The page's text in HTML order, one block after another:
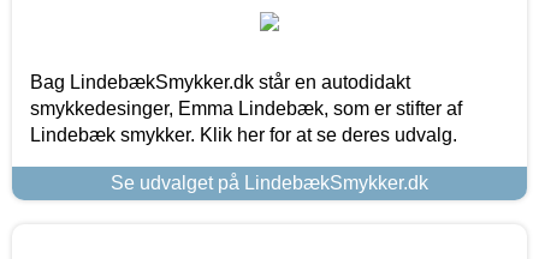
Bag LindebækSmykker.dk står en autodidakt
smykkedesinger, Emma Lindebæk, som er stifter af
Lindebæk smykker. Klik her for at se deres udvalg.
Se udvalget på LindebækSmykker.dk